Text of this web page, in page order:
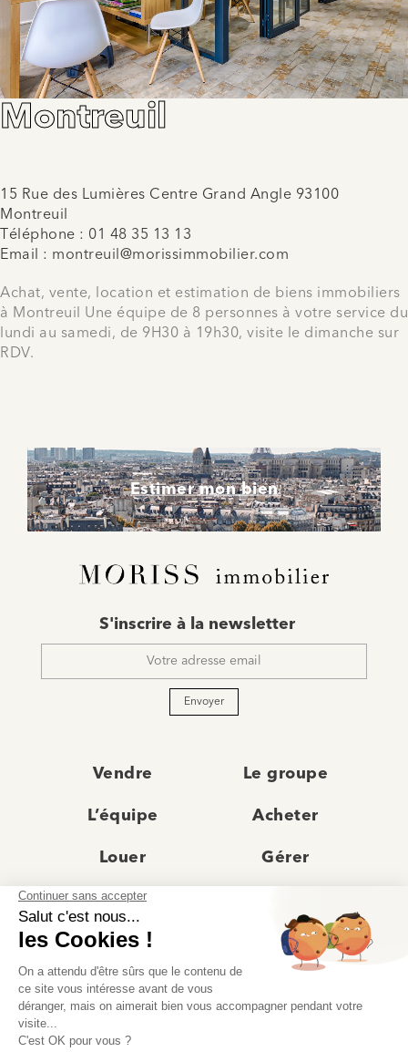
Montreuil
15 Rue des Lumières Centre Grand Angle 93100
Montreuil
Téléphone : 01 48 35 13 13
Email : montreuil@morissimmobilier.com
Achat, vente, location et estimation de biens immobiliers
à Montreuil Une équipe de 8 personnes à votre service du
lundi au samedi, de 9H30 à 19h30, visite le dimanche sur
RDV.
Estimer mon bien
mail
S'inscrire à la newsletter
Envoyer
Vendre Le groupe
L’équipe Acheter
Louer Gérer
Actualités
Recrutement Avis clients
Prestige